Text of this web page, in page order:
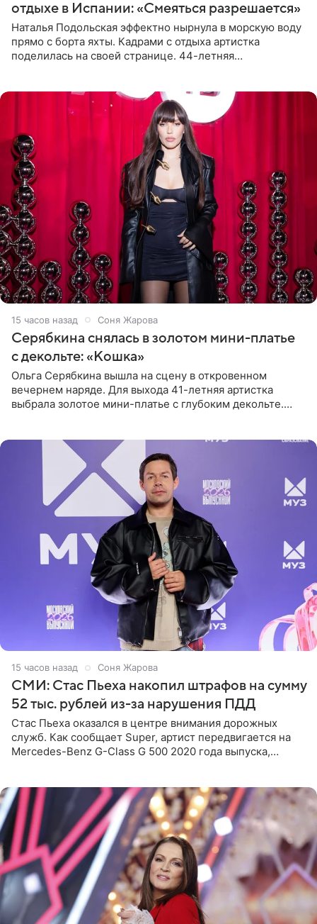
отдыхе в Испании: «Смеяться разрешается»
Наталья Подольская эффектно нырнула в морскую воду
прямо с борта яхты. Кадрами с отдыха артистка
поделилась на своей странице. 44-летняя
15 часов назад Соня Жарова
Серябкина снялась в золотом мини-платье
с декольте: «Кошка»
Ольга Серябкина вышла на сцену в откровенном
вечернем наряде. Для выхода 41-летняя артистка
выбрала золотое мини-платье с глубоким декольте.
15 часов назад Соня Жарова
СМИ: Стас Пьеха накопил штрафов на сумму
52 тыс. рублей из-за нарушения ПДД
Стас Пьеха оказался в центре внимания дорожных
служб. Как сообщает Super, артист передвигается на
Mercedes-Benz G-Class G 500 2020 года выпуска,